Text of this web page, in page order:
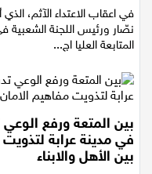
في اعقاب الاعتداء الآثم،
نصّار ورئيس اللجنة الشعبية
المتابعة العليا اج...
بين المتعة ورفع
في مدينة عرابة
بين الأهل والابناء